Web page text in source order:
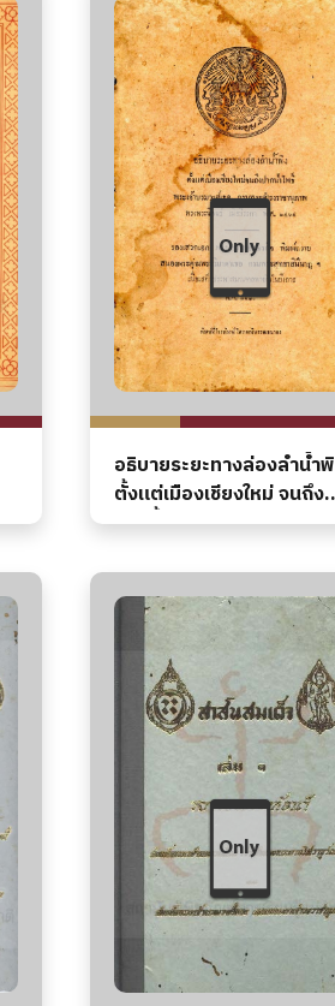
อธิบายระยะทางล่องลำนํ้า
ตั้งแต่เมืองเชียงใหม่ จนถึง
ปากน้ำโพธิ์ พระเจ้าบรมวง